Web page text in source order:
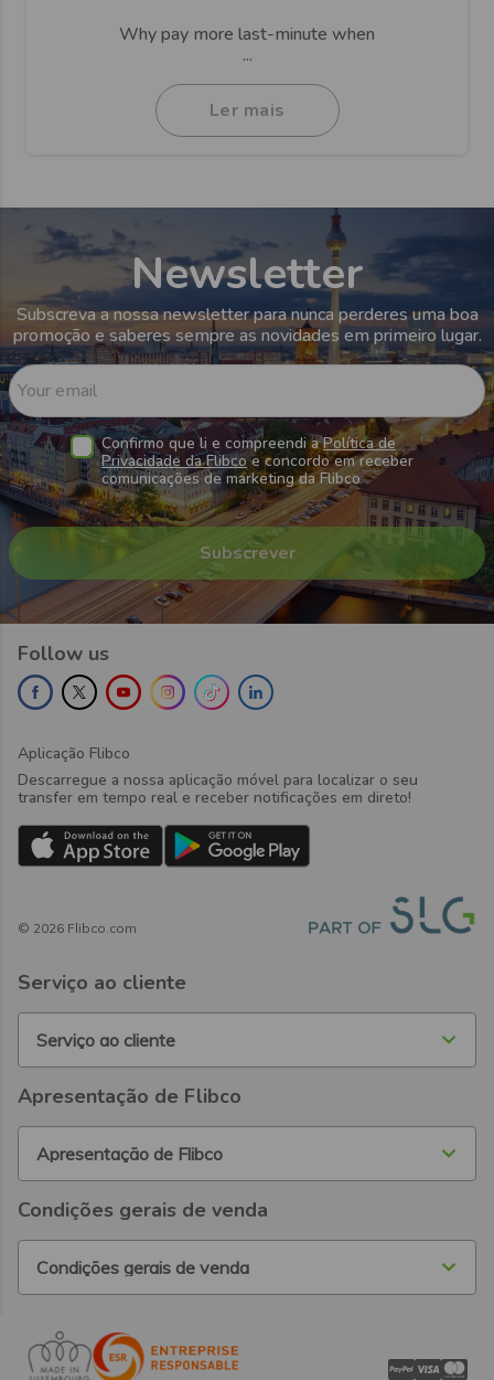
Why pay more last-minute when
...
Ler mais
Newsletter
Subscreva a nossa newsletter para nunca perderes uma boa
promoção e saberes sempre as novidades em primeiro lugar.
Your email
Confirmo que li e compreendi aPolítica de
Privacidade da Flibcoe concordo em receber
comunicações de marketing da Flibco
Follow us
Aplicação Flibco
Descarregue a nossa aplicação móvel para localizar o seu
transfer em tempo real e receber notificações em direto!
© 2026 Flibco.com
Serviço ao cliente
Serviço ao cliente
Apresentação de Flibco
Apresentação de Flibco
Condições gerais de venda
Condições gerais de venda